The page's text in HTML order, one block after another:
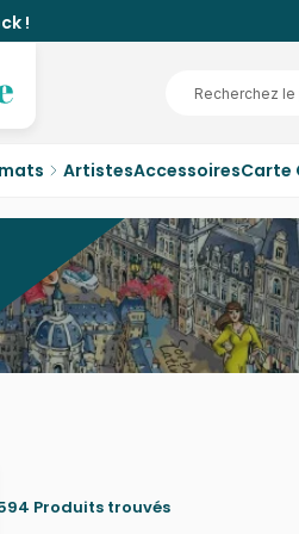
!
ArtistesAccessoiresCarte
en matière de puzzle
Ortega,Misstigri,Sally Rich
Produits trouvés